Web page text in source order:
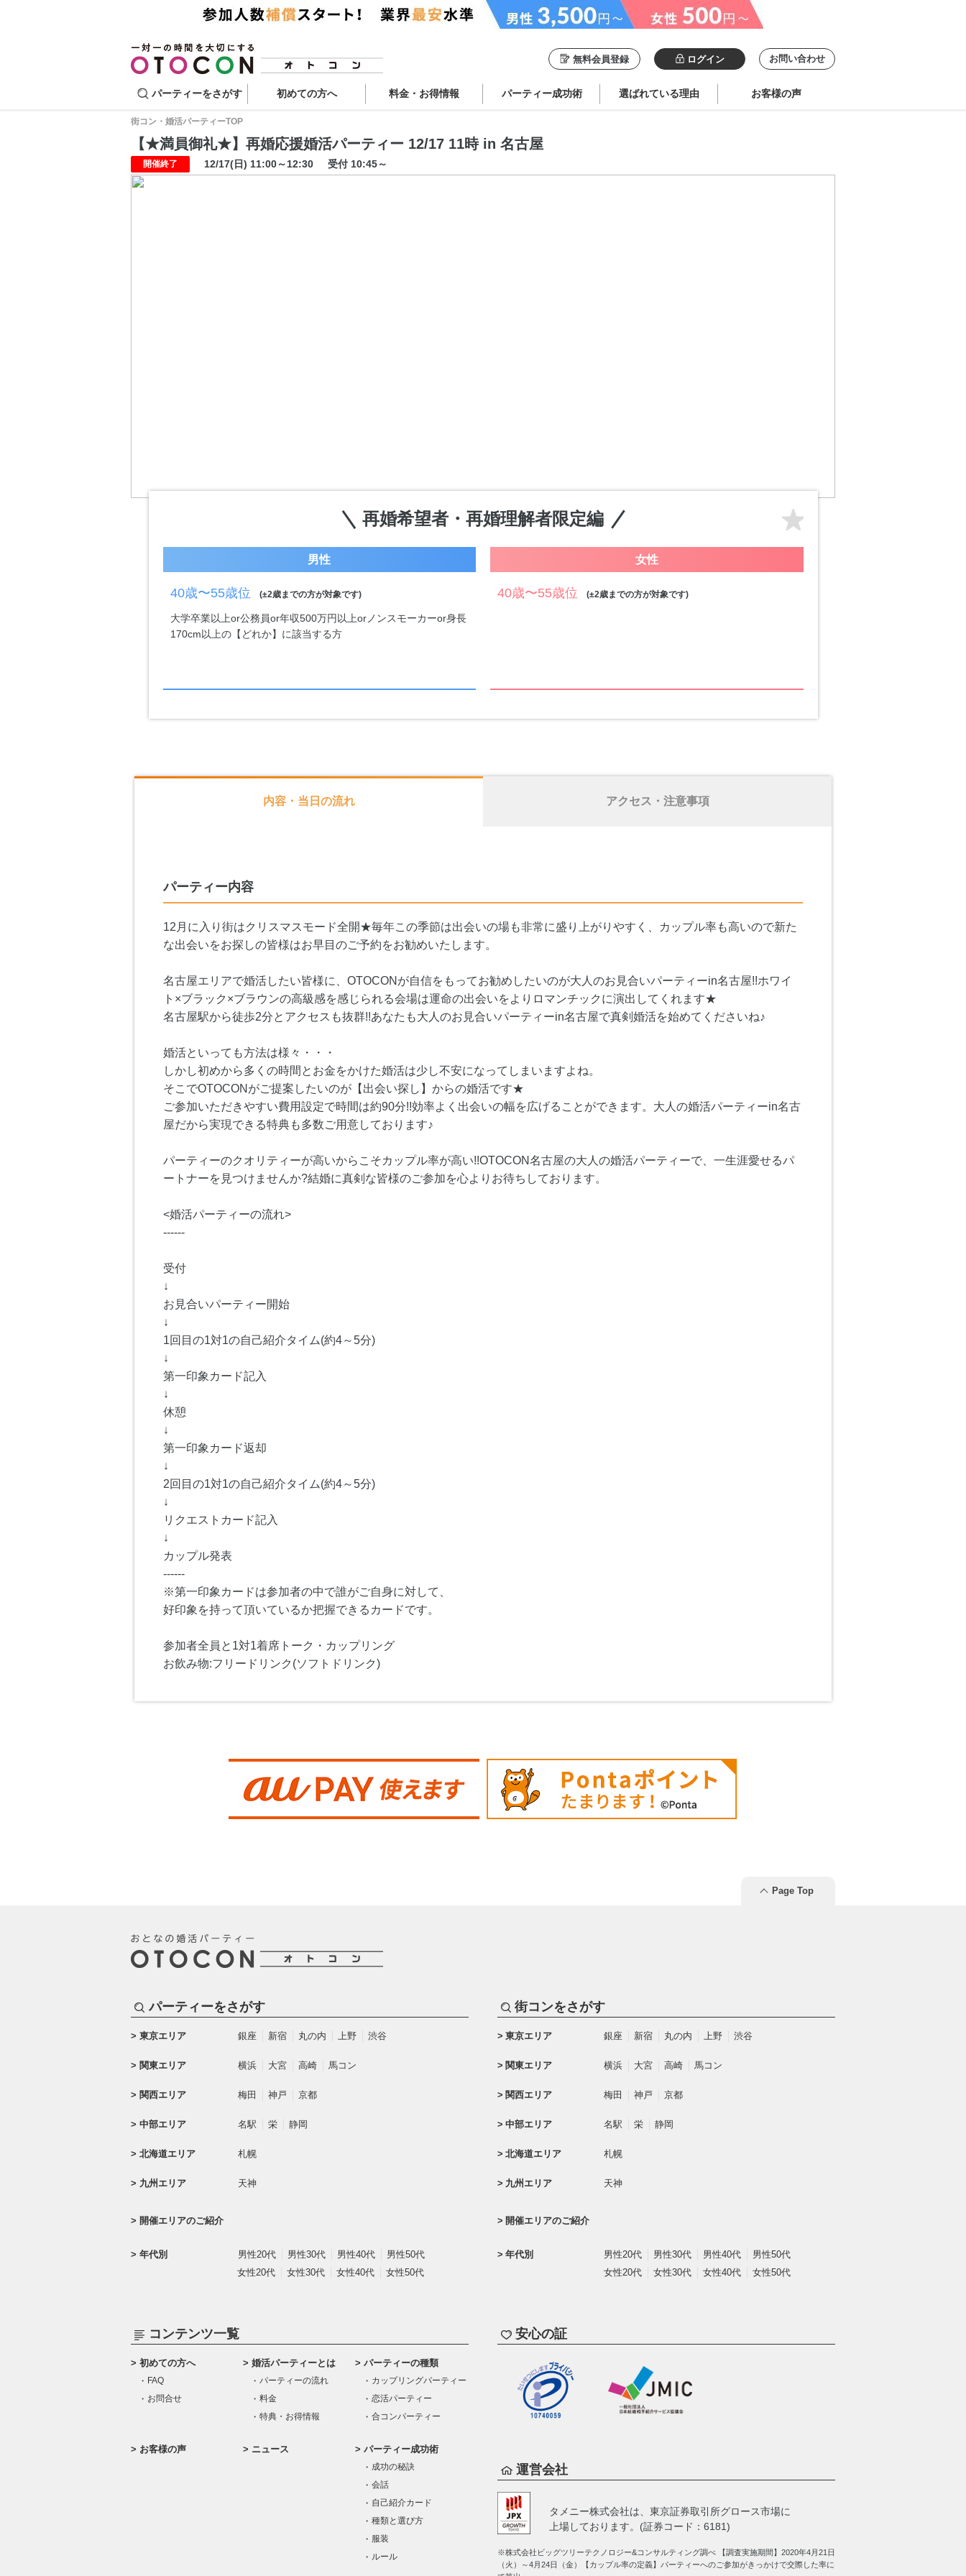
無料会員登録 ログイン お問い合わせ
パーティーをさがす 初めての方へ 料金・お得情報 パーティー成功術 選ばれている理由 お客様の声
街コン・婚活パーティーTOP
【★満員御礼★】再婚応援婚活パーティー 12/17 11時 in 名古屋
開催終了 12/17(日) 11:00～12:30 受付 10:45～
再婚希望者・再婚理解者限定編
男性
40歳〜55歳位 (±2歳までの方が対象です)
大学卒業以上or公務員or年収500万円以上orノンスモーカーor身長
170cm以上の【どれか】に該当する方
女性
40歳〜55歳位 (±2歳までの方が対象です)
内容・当日の流れ アクセス・注意事項
パーティー内容
12月に入り街はクリスマスモード全開★毎年この季節は出会いの場も非常に盛り上がりやすく、カップル率も高いので新た
な出会いをお探しの皆様はお早目のご予約をお勧めいたします。
名古屋エリアで婚活したい皆様に、OTOCONが自信をもってお勧めしたいのが大人のお見合いパーティーin名古屋!!ホワイ
ト×ブラック×ブラウンの高級感を感じられる会場は運命の出会いをよりロマンチックに演出してくれます★
名古屋駅から徒歩2分とアクセスも抜群!!あなたも大人のお見合いパーティーin名古屋で真剣婚活を始めてくださいね♪
婚活といっても方法は様々・・・
しかし初めから多くの時間とお金をかけた婚活は少し不安になってしまいますよね。
そこでOTOCONがご提案したいのが【出会い探し】からの婚活です★
ご参加いただきやすい費用設定で時間は約90分!!効率よく出会いの幅を広げることができます。大人の婚活パーティーin名古
屋だから実現できる特典も多数ご用意しております♪
パーティーのクオリティーが高いからこそカップル率が高い!!OTOCON名古屋の大人の婚活パーティーで、一生涯愛せるパ
ートナーを見つけませんか?結婚に真剣な皆様のご参加を心よりお待ちしております。
<婚活パーティーの流れ>
------
受付
↓
お見合いパーティー開始
↓
1回目の1対1の自己紹介タイム(約4～5分)
↓
第一印象カード記入
↓
休憩
↓
第一印象カード返却
↓
2回目の1対1の自己紹介タイム(約4～5分)
↓
リクエストカード記入
↓
カップル発表
------
※第一印象カードは参加者の中で誰がご自身に対して、
好印象を持って頂いているか把握できるカードです。
参加者全員と1対1着席トーク・カップリング
お飲み物:フリードリンク(ソフトドリンク)
Page Top
パーティーをさがす
東京エリア 銀座 新宿 丸の内 上野 渋谷
関東エリア 横浜 大宮 高崎 馬コン
関西エリア 梅田 神戸 京都
中部エリア 名駅 栄 静岡
北海道エリア 札幌
九州エリア 天神
開催エリアのご紹介
年代別 男性20代 男性30代 男性40代
男性50代
女性20代
女性30代 女性40代 女性50代
街コンをさがす
東京エリア 銀座 新宿 丸の内 上野 渋谷
関東エリア 横浜 大宮 高崎 馬コン
関西エリア 梅田 神戸 京都
中部エリア 名駅 栄 静岡
北海道エリア 札幌
九州エリア 天神
開催エリアのご紹介
年代別 男性20代 男性30代 男性40代
男性50代
女性20代
女性30代 女性40代 女性50代
コンテンツ一覧
初めての方へ
FAQ
お問合せ
婚活パーティーとは
パーティーの流れ
料金
特典・お得情報
パーティーの種類
カップリングパーティー
恋活パーティー
合コンパーティー
お客様の声 ニュース パーティー成功術
成功の秘訣
会話
自己紹介カード
種類と選び方
服装
ルール
安心の証
運営会社
タメニー株式会社は、 東京証券取引所グロース市場に
上場しております。(証券コード：6181)
※株式会社ビッグツリーテクノロジー&コンサルティング調べ 【調査実施期間】2020年4月21日
（火）～4月24日（金）【カップル率の定義】パーティーへのご参加がきっかけで交際した率に